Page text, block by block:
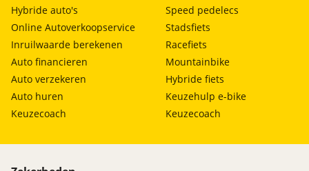
Hybride auto's
Online Autoverkoopservice
Inruilwaarde berekenen
Auto financieren
Auto verzekeren
Auto huren
Keuzecoach
Speed pedelecs
Stadsfiets
Racefiets
Mountainbike
Hybride fiets
Keuzehulp e-bike
Keuzecoach